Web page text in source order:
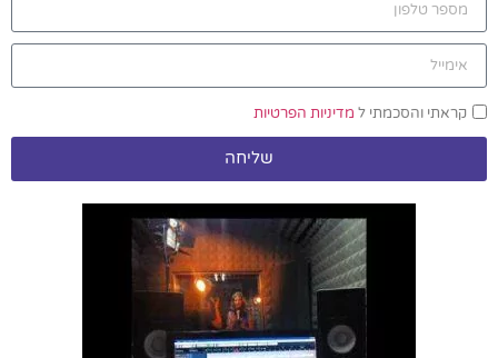
קראתי והסכמתי ל מדיניות הפרטיות
שליחה